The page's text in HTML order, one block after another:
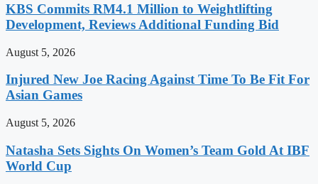
KBS Commits RM4.1 Million to Weightlifting
Development, Reviews Additional Funding Bid
August 5, 2026
Injured New Joe Racing Against Time To Be Fit For
Asian Games
August 5, 2026
Natasha Sets Sights On Women’s Team Gold At IBF
World Cup